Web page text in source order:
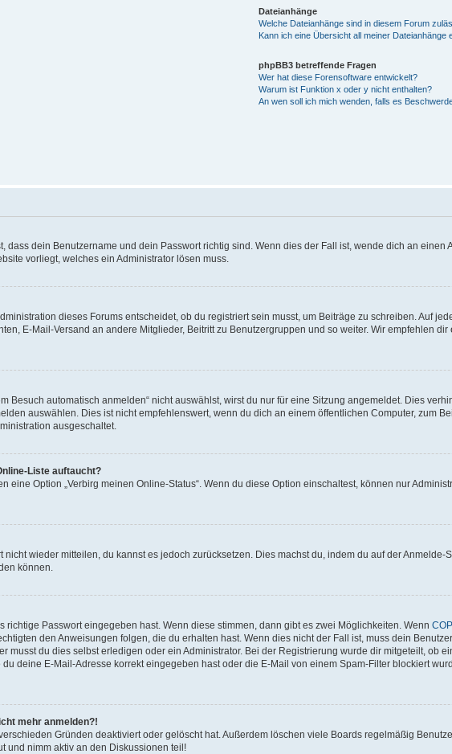
Dateianhänge
Welche Dateianhänge sind in diesem Forum
Kann ich eine Übersicht all meiner Dateianhänge
phpBB3 betreffende Fragen
Wer hat diese Forensoftware entwickelt?
Warum ist Funktion x oder y nicht enthalten?
An wen soll ich mich wenden, falls es
dass dein Benutzername und dein Passwort richtig sind. Wenn dies der Fall ist, wende dich an
vorliegt, welches ein Administrator lösen muss.
dieses Forums entscheidet, ob du registriert sein musst, um Beiträge zu schreiben. Auf
E-Mail-Versand an andere Mitglieder, Beitritt zu Benutzergruppen und so weiter. Wir empfehlen
Besuch automatisch anmelden“ nicht auswählst, wirst du nur für eine Sitzung angemeldet. Dies
auswählen. Dies ist nicht empfehlenswert, wenn du dich an einem öffentlichen Computer, zum
ausgeschaltet.
Liste auftaucht?
eine Option „Verbirg meinen Online-Status“. Wenn du diese Option einschaltest, können nur
wieder mitteilen, du kannst es jedoch zurücksetzen. Dies machst du, indem du auf der Anmelde-
können.
Passwort eingegeben hast. Wenn diese stimmen, dann gibt es zwei Möglichkeiten. Wenn
den Anweisungen folgen, die du erhalten hast. Wenn dies nicht der Fall ist, muss dein
du dies selbst erledigen oder ein Administrator. Bei der Registrierung wurde dir mitgeteilt, ob
deine E-Mail-Adresse korrekt eingegeben hast oder die E-Mail von einem Spam-Filter blockiert
mehr anmelden?!
Gründen deaktiviert oder gelöscht hat. Außerdem löschen viele Boards regelmäßig
und nimm aktiv an den Diskussionen teil!